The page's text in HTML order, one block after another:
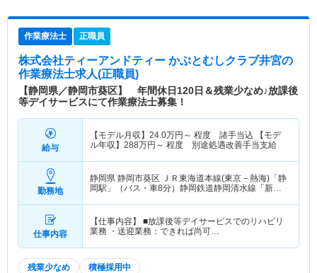
作業療法士 正職員
株式会社ティーアンドティー かぶとむしクラブ井宮の
作業療法士求人(正職員)
【静岡県／静岡市葵区】 年間休日120日＆残業少なめ♪放課後
等デイサービスにて作業療法士募集！
給与
【モデル月収】 24.0万円～ 程度 諸手当込 【モデ
ル年収】 288万円～ 程度 別途処遇改善手当支給
勤務地
静岡県 静岡市葵区 ＪＲ東海道本線(東京－熱海)「静
岡駅」（バス・車8分）静岡鉄道静岡清水線「新静
仕事内容
【仕事内容】 ■放課後等デイサービスでのリハビリ
業務 ・送迎業務：できれば尚可…
残業少なめ 積極採用中